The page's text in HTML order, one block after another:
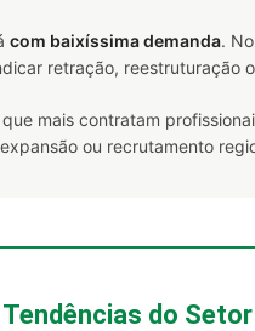
com baixíssima demanda.
retração, reestruturação
mais contratam
ou recrutamento
do Setor